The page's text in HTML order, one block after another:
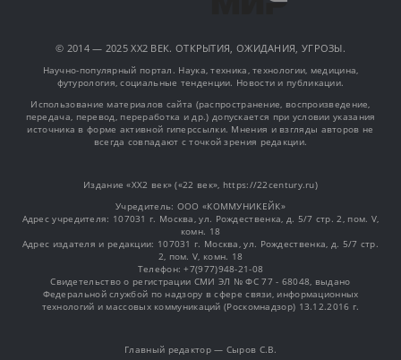
© 2014 — 2025 XX2 ВЕК. ОТКРЫТИЯ, ОЖИДАНИЯ, УГРОЗЫ.
Научно-популярный портал. Наука, техника, технологии, медицина,
футурология, социальные тенденции. Новости и публикации.
Использование материалов сайта (распространение, воспроизведение,
передача, перевод, переработка и др.) допускается при условии указания
источника в форме активной гиперссылки. Мнения и взгляды авторов не
всегда совпадают с точкой зрения редакции.
Издание «XX2 век» («22 век», https://22century.ru)
Учредитель: OOO «КОММУНИКЕЙК»
Адрес учредителя: 107031 г. Москва, ул. Рождественка, д. 5/7 стр. 2, пом. V,
комн. 18
Адрес издателя и редакции: 107031 г. Москва, ул. Рождественка, д. 5/7 стр.
2, пом. V, комн. 18
Телефон: +7(977)948-21-08
Свидетельство о регистрации СМИ ЭЛ № ФС 77 - 68048, выдано
Федеральной службой по надзору в сфере связи, информационных
технологий и массовых коммуникаций (Роскомнадзор) 13.12.2016 г.
Главный редактор — Сыров С.В.